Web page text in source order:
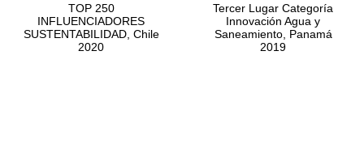
TOP 250
INFLUENCIADORES
SUSTENTABILIDAD, Chile
2020
Tercer Lugar Categoría
Innovación Agua y
Saneamiento, Panamá
2019